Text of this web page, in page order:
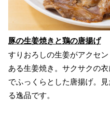
豚の生姜焼きと鶏の唐揚げ
すりおろしの生姜がアクセ
ある生姜焼き。サクサクの
でふっくらとした唐揚げ。
る逸品です。